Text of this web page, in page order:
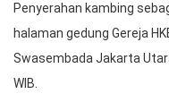
Penyerahan kambing
halaman gedung Gereja
Swasembada Jakarta
WIB.